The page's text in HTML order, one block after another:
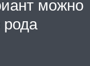
можно
рода